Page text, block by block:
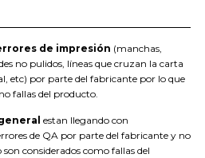
de impresión (manchas,
no pulidos, líneas que cruzan la carta
etc) por parte del fabricante por lo que
fallas del producto.
estan llegando con
de QA por parte del fabricante y no
considerados como fallas del